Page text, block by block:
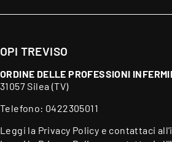
OPI TREVISO
ORDINE DELLE PROFESSIONI
31057 Silea (TV)
Telefono: 0422305011
Leggi la Privacy Policy e contattaci